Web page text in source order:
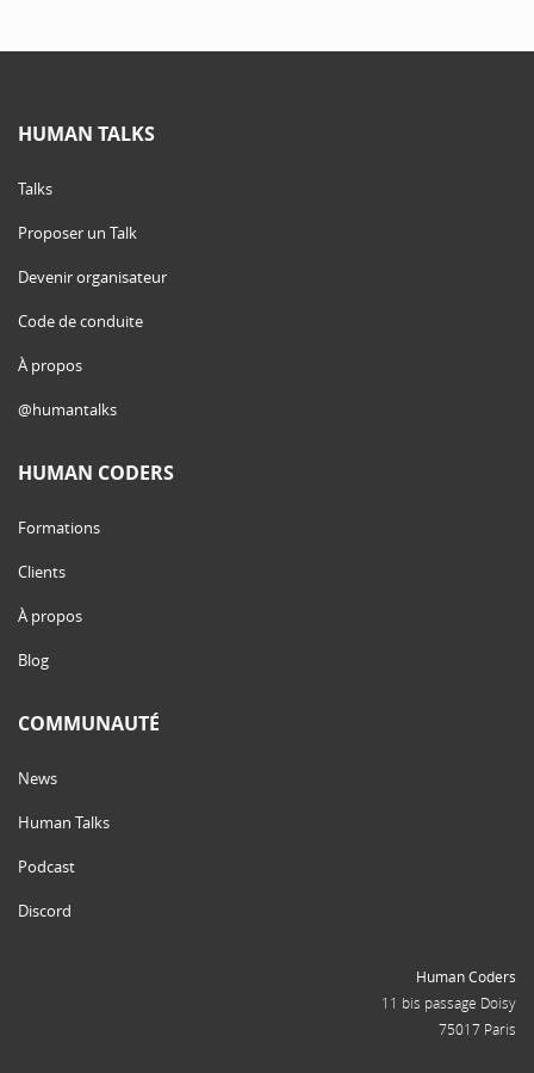
HUMAN TALKS
Talks
Proposer un Talk
Devenir organisateur
Code de conduite
À propos
@humantalks
HUMAN CODERS
Formations
Clients
À propos
Blog
COMMUNAUTÉ
News
Human Talks
Podcast
Discord
Human Coders
11 bis passage Doisy
75017 Paris